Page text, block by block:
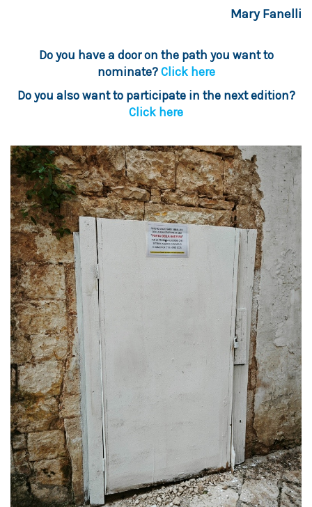
Mary Fanelli
Do you have a door on the path you want to
nominate? Click here
Do you also want to participate in the next edition?
Click here